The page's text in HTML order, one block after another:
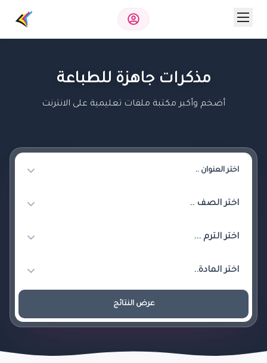
مذكرات جاهزة للطباعة
أضخم وأكبر مكتبة ملفات تعليمية على الانترنت
عرض النتائج